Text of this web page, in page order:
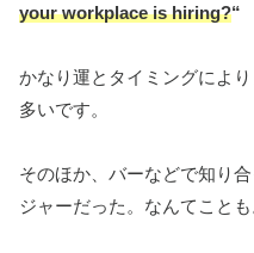
your workplace is hiring?“
かなり運とタイミングによ
多いです。
そのほか、バーなどで知り
ジャーだった。なんてことも